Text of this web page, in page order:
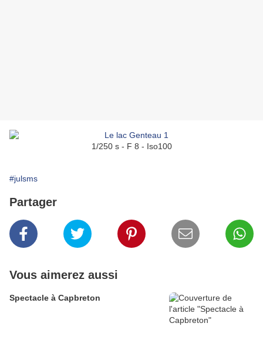
1/250 s - F 8 - Iso100
#julsms
Partager
Vous aimerez aussi
Spectacle à Capbreton